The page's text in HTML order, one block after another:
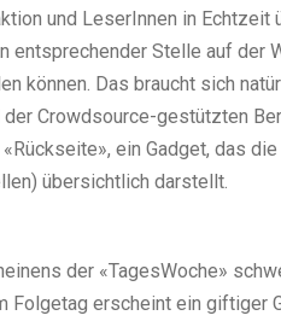
und LeserInnen in Echtzeit
entsprechender Stelle auf der
können. Das braucht sich
Crowdsource-gestützten
ein Gadget, das
übersichtlich darstellt.
der «TagesWoche»
Folgetag erscheint ein giftiger